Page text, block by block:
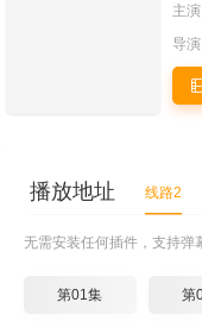
主演
导演
播放地址 线路2
无需安装任何插件，支持弹
第01集 第